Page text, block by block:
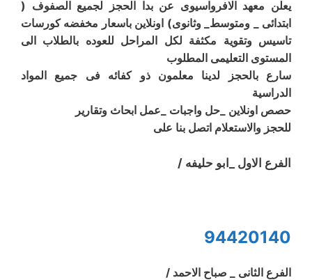
يعلن معهد الافرواسيوى عن بدا الحجز لجميع الصفوف (
ابتدائى _ ومتوسط_ وثانوى) اونلاين باسعار مخفضه كورسات
تاسيس وتقوية مكثفة لكل المراحل للعوده بالطلاب الى
المستوى التعليمى المطلوب
سارع بالحجز لدينا معلمون ذو كفائه فى جميع المواد
الدراسية
حصص اونلاين _حل واجبات _عمل ابحاث وتقارير
للحجز والاستعلام اتصل بنا على
الفرع الاول _ابو حليفه /
94420140
الفرع الثانى _ صباح الاحمد /